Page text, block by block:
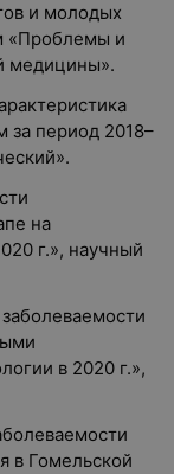
и молодых
«Проблемы и
медицины».
за период 2018–
на
г.», научный
в 2020 г.»,
в Гомельской